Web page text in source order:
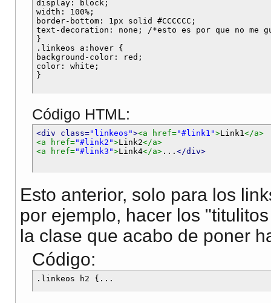
display: block;
width: 100%;
border-bottom: 1px solid #CCCCCC;
text-decoration: none; /*esto es por que no me
}
.linkeos a:hover {
background-color: red;
color: white;
Código HTML:
<div class="linkeos"><a href="#link1">Link1</a>
<a href="#link2">Link2</a>
<a href="#link3">Link4</a> ... </div>
Esto anterior, solo para los
por ejemplo, hacer los
la clase que acabo de poner
Código: